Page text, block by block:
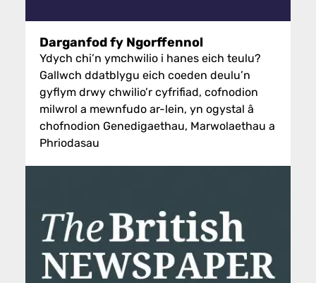
Darganfod fy Ngorffennol
Ydych chi’n ymchwilio i hanes eich teulu?
Gallwch ddatblygu eich coeden deulu’n
gyflym drwy chwilio’r cyfrifiad, cofnodion
milwrol a mewnfudo ar-lein, yn ogystal â
chofnodion Genedigaethau, Marwolaethau a
Phriodasau